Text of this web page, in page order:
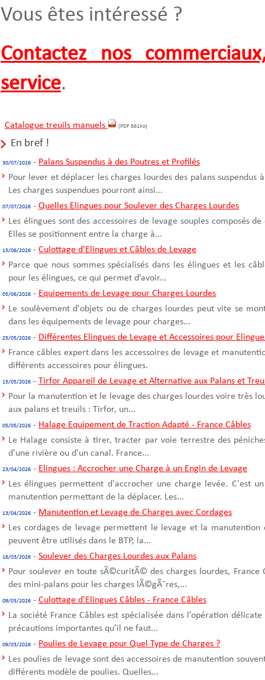
Vous êtes intéressé ?
Contactez nos
service.
Catalogue treuils manuels (PDF 861Ko)
En bref !
30/07/2026 - Palans Suspendus à des Poutres et Profilés
Pour lever et déplacer les charges lourdes des palans suspendus
Les charges suspendues pourront ainsi...
07/07/2026 - Quelles Elingues pour Soulever des Charges Lourdes
Les élingues sont des accessoires de levage souples composés
Elles se positionnent entre la charge à...
15/06/2026 - Culottage d'Elingues et Câbles de Levage
Parce que nous sommes spécialisés dans les élingues et les
pour les élingues, ce qui permet d’avoir...
05/06/2026 - Equipements de Levage pour Charges Lourdes
Le soulèvement d'objets ou de charges lourdes peut vite se
dans les équipements de levage pour charges...
25/05/2026 - Différentes Elingues de Levage et Accessoires pour
France câbles expert dans les accessoires de levage et
différents accessoires pour élingues.
15/05/2026 - Tirfor Appareil de Levage et Alternative aux Palans et
Pour la manutention et le levage des charges lourdes voire très
aux palans et treuils : Tirfor, un...
05/05/2026 - Halage Equipement de Traction Adapté - France Câbles
Le Halage consiste à tirer, tracter par voie terrestre des
d'une rivière ou d'un canal. France...
23/04/2026 - Elingues : Accrocher une Charge à un Engin de Levage
Les élingues permettent d'accrocher une charge levée. C'est
manutention permettant de la déplacer. Les...
13/04/2026 - Manutention et Levage de Charges avec Cordages
Les cordages de levage permettent le levage et la manutention
peuvent être utilisés dans le BTP, la...
16/03/2026 - Soulever des Charges Lourdes aux Palans
Pour soulever en toute sÃ©curitÃ© des charges lourdes, France
des mini-palans pour les charges lÃ©gÃ¨res,...
09/03/2026 - Culottage d'Elingues Câbles - France Câbles
La société France Câbles est spécialisée dans l’opération
précautions importantes qu’il ne faut...
09/03/2026 - Poulies de Levage pour Quel Type de Charges ?
Les poulies de levage sont des accessoires de manutention
différents modèle de poulies. Quelles...